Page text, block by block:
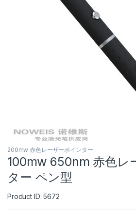
200mw 赤色レーザーポインター
100mw 650nm 赤色レ
ター ペン型
Product ID: 5672